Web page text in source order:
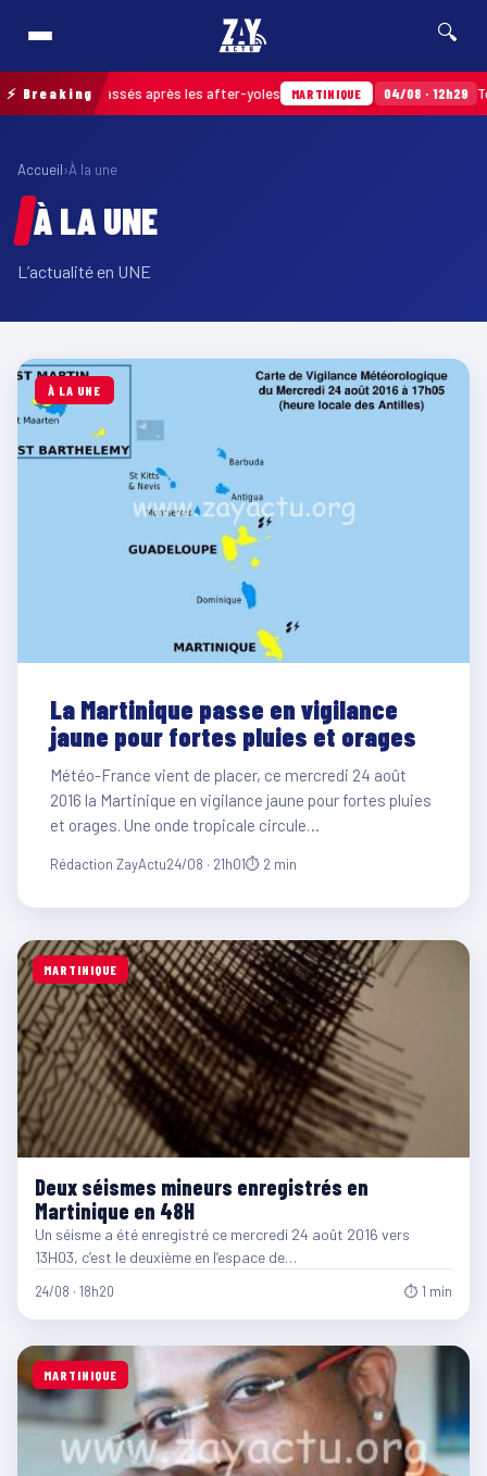
🔍
⚡ Breakingramassés après les after-yoles MARTINIQUE 04/08 · 12h29 Tour
Accueil›À la une
À LA UNE
L’actualité en UNE
À LA UNE
La Martinique passe en vigilance
jaune pour fortes pluies et orages
Météo-France vient de placer, ce mercredi 24 août
2016 la Martinique en vigilance jaune pour fortes pluies
et orages. Une onde tropicale circule…
Rédaction ZayActu24/08 · 21h01⏱ 2 min
MARTINIQUE
Deux séismes mineurs enregistrés en
Martinique en 48H
Un séisme a été enregistré ce mercredi 24 août 2016 vers
13H03, c’est le deuxième en l’espace de…
24/08 · 18h20 ⏱ 1 min
MARTINIQUE